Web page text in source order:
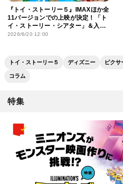
『トイ・ストーリー５』IMAXほか全
11バージョンでの上映が決定！「ト
イ・ストーリー・シアター」＆入場
者プレゼントの情報も
2026/6/20 12:00
トイ・ストーリー５ ディズニー ピクサ
コラム
特集